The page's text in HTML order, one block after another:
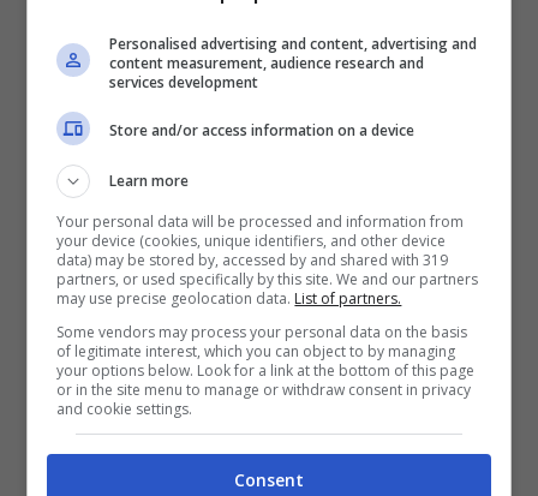
kermesse del 2024. Di recente, il 29enne è
stato intervistato nell’ambito del podcast The
BSMT, condotto da Gianluca Gazzoli.
Durante l’ospitata, Ignazio ha parlato delle
sue nozze imminenti, confessandocome
abbia chiesto la mano della sua fidanzata
dopo solo un mese e mezzo di
frequentazione.
“È stata un pazzia, una di quelle cose che
Personalised advertising and content, advertising and
content measurement, audience research and
services development
Store and/or access information on a device
Learn more
Your personal data will be processed and information from
your device (cookies, unique identifiers, and other device
data) may be stored by, accessed by and shared with 319
partners, or used specifically by this site. We and our partners
may use precise geolocation data. List of partners.
Some vendors may process your personal data on the basis
of legitimate interest, which you can object to by managing
your options below. Look for a link at the bottom of this page
or in the site menu to manage or withdraw consent in privacy
and cookie settings.
Consent